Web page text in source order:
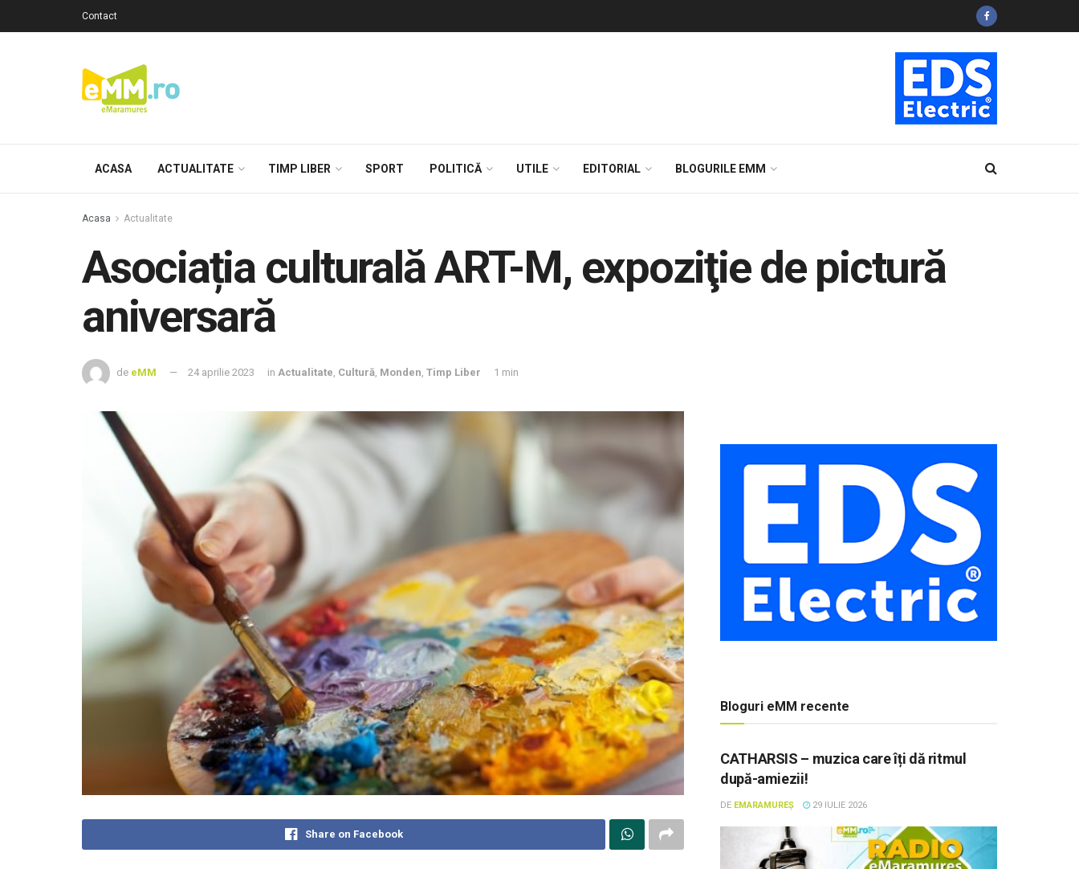
Contact
ACASA ACTUALITATE TIMP LIBER SPORT POLITICĂ UTILE EDITORIAL BLOGURILE EMM
Acasa Actualitate
Asociația culturală ART-M, expoziţie de pictură
aniversară
de eMM 24 aprilie 2023 in Actualitate, Cultură, Monden, Timp Liber 1 min
Share on Facebook
Bloguri eMM recente
CATHARSIS – muzica care îți dă ritmul
după-amiezii!
DE EMARAMUREȘ 29 IULIE 2026